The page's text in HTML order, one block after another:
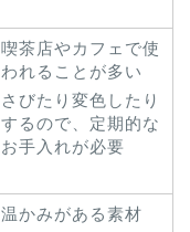
喫茶店やカフェで使
われることが多い
さびたり変色したり
するので、定期的な
お手入れが必要
温かみがある素材